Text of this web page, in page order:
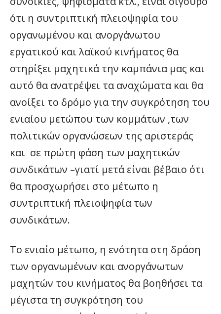
ότι η συντριπτική πλειοψηφία του
οργανωμένου και ανοργάνωτου
εργατικού και λαϊκού κινήματος θα
στηρίξει μαχητικά την καμπάνια μας και
αυτό θα ανατρέψει τα αναχώματα και θα
ανοίξει το δρόμο για την συγκρότηση του
ενιαίου μετώπου των κομμάτων ,των
πολιτικών οργανώσεων της αριστεράς
και σε πρώτη φάση των μαχητικών
συνδικάτων –γιατί μετά είναι βέβαιο ότι
θα προσχωρήσει στο μέτωπο η
συντριπτική πλειοψηφία των
συνδικάτων.
Το ενιαίο μέτωπο, η ενότητα στη δράση
των οργανωμένων και ανοργάνωτων
μαχητών του κινήματος θα βοηθήσει τα
μέγιστα τη συγκρότηση του